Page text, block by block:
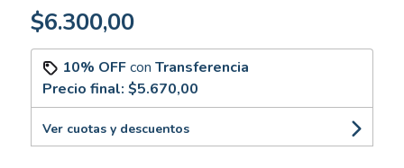
$6.300,00
10% OFFcon Transferencia
Precio final: $5.670,00
Ver cuotas y descuentos